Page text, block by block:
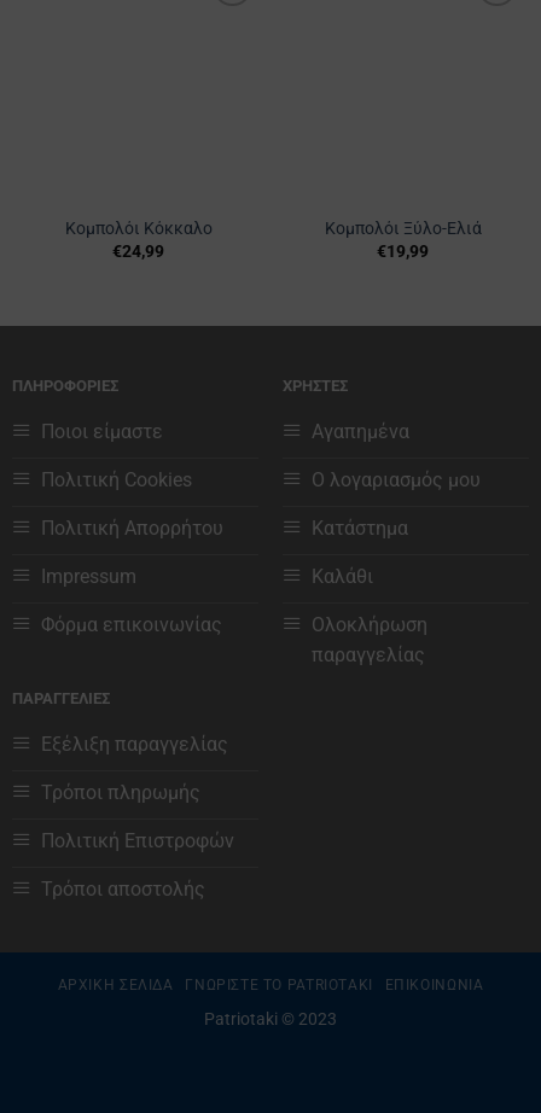
Κομπολόι Κόκκαλο
€24,99
Κομπολόι Ξύλο-Ελιά
€19,99
ΠΛΗΡΟΦΟΡΙΕΣ
Ποιοι είμαστε
Πολιτική Cookies
Πολιτική Απορρήτου
Impressum
Φόρμα επικοινωνίας
ΧΡΗΣΤΕΣ
Αγαπημένα
Ο λογαριασμός μου
Κατάστημα
Καλάθι
Ολοκλήρωση
παραγγελίας
ΠΑΡΑΓΓΕΛΙΕΣ
Εξέλιξη παραγγελίας
Τρόποι πληρωμής
Πολιτική Επιστροφών
Τρόποι αποστολής
ΑΡΧΙΚΗ ΣΕΛΙΔΑ ΓΝΩΡΙΣΤΕ ΤΟ PATRIOTAKI ΕΠΙΚΟΙΝΩΝΙΑ
Patriotaki © 2023